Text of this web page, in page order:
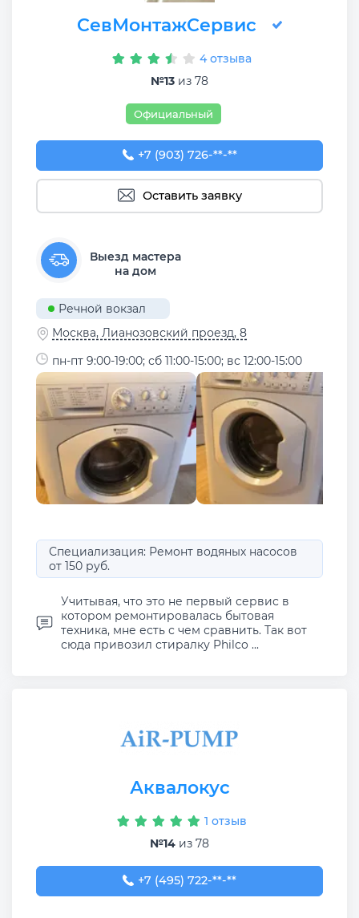
CевМонтажСервис
4 отзыва
№13 из 78
Официальный
+7 (903) 726-08-99
+7 (903) 726-**-**
Оставить заявку
Выезд мастера
на дом
Речной вокзал
Москва, Лианозовский проезд, 8
пн-пт 9:00-19:00; сб 11:00-15:00; вс 12:00-15:00
Специализация: Ремонт водяных насосов
от 150 руб.
Учитывая, что это не первый сервис в
котором ремонтировалась бытовая
техника, мне есть с чем сравнить. Так вот
сюда привозил стиралку Philco ...
Аквалокус
1 отзыв
№14 из 78
+7 (495) 722-42-67
+7 (495) 722-**-**